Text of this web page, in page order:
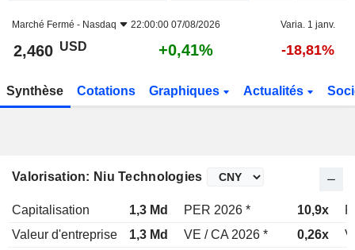
Marché Fermé - Nasdaq 22:00:00 07/08/2026 Varia. 1 janv.
2,460 USD +0,41% -18,81%
Synthèse Cotations Graphiques Actualités
Valorisation: Niu Technologies
Capitalisation 1,3 Md PER 2026 * 10,9x
Valeur d'entreprise
1,3 Md VE / CA 2026 * 0,26x